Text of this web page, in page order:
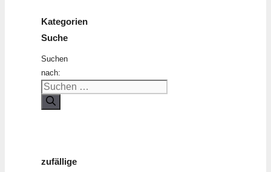
Kategorien
Suche
Suchen
nach:
zufällige